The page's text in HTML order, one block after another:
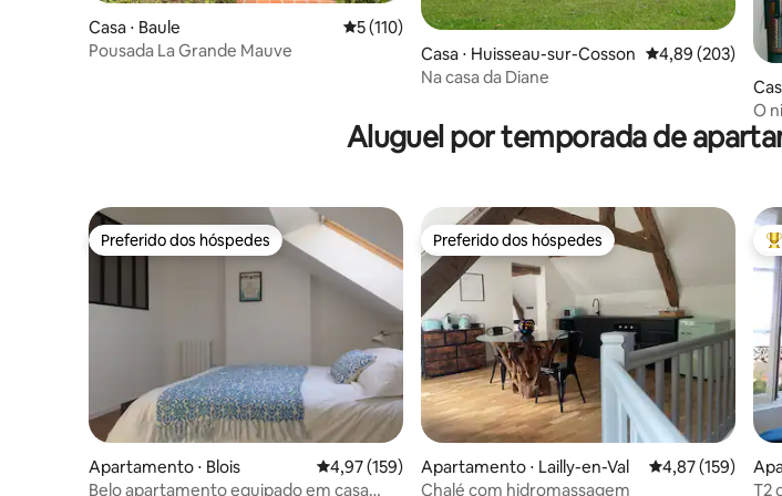
Casa ⋅ Baule 5 de uma avaliação média de 5, 110 avaliações
5 (110)
Pousada La Grande Mauve
Casa ⋅ Huisseau-sur-Cosson 4,89 de uma
4,89 (203)
Na casa da Diane
O
Aluguel por temporada de
Preferido dos hóspedes
Preferido dos hóspedes
Apartamento ⋅ Blois 4,97 de uma avaliação média de 5, 159 avaliações
4,97 (159)
Belo apartamento equipado em casa
Preferido dos hóspedes
Preferido dos hóspedes
Apartamento ⋅ Lailly-en-Val 4,87 de uma
4,87 (159)
Chalé com hidromassagem
T2